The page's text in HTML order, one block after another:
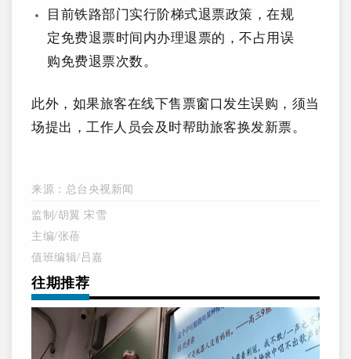
目前铁路部门实行阶梯式退票政策，在规
定免费退票时间内办理退票的，不占用误
购免费退票次数。
此外，如果旅客在线下售票窗口发生误购，须当
场提出，工作人员会及时帮助旅客换发新票。
来源：总台央视新闻
监制/胡翼 宋雪
主编/张蓓
值班编辑/吕嘉
往期推荐